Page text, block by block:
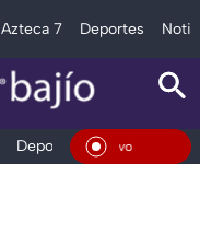
Azteca 7 Deportes
Deportes Espectáculos
En